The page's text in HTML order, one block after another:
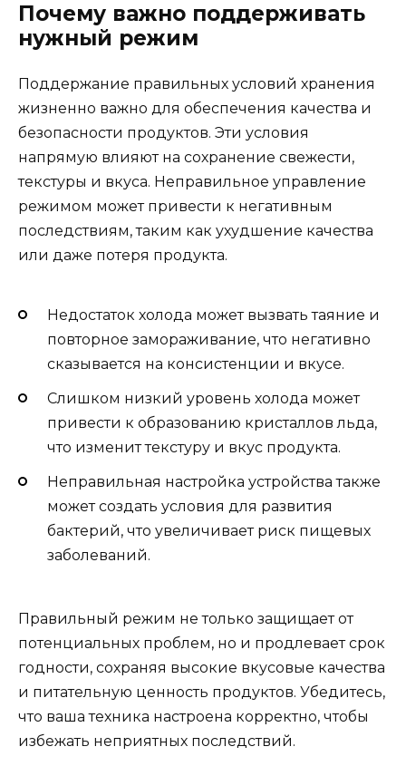
Почему важно поддерживать
нужный режим
Поддержание правильных условий хранения
жизненно важно для обеспечения качества и
безопасности продуктов. Эти условия
напрямую влияют на сохранение свежести,
текстуры и вкуса. Неправильное управление
режимом может привести к негативным
последствиям, таким как ухудшение качества
или даже потеря продукта.
Недостаток холода может вызвать таяние и
повторное замораживание, что негативно
сказывается на консистенции и вкусе.
Слишком низкий уровень холода может
привести к образованию кристаллов льда,
что изменит текстуру и вкус продукта.
Неправильная настройка устройства также
может создать условия для развития
бактерий, что увеличивает риск пищевых
заболеваний.
Правильный режим не только защищает от
потенциальных проблем, но и продлевает срок
годности, сохраняя высокие вкусовые качества
и питательную ценность продуктов. Убедитесь,
что ваша техника настроена корректно, чтобы
избежать неприятных последствий.